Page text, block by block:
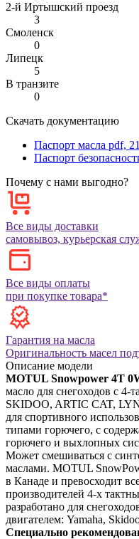
2-й Иртышский проезд
3
Смоленск
0
Липецк
5
В транзите
0
Скачать документацию
Паспорт масла pdf,
Паспорт
Почему с нами выгодно?
Все виды доставки
самовывоз, курьерская
Все виды оплаты
при покупке товара*
Гарантия на масла
Оригинальность масел
Описание модели
MOTUL Snowpower 4T
масло для снегоходов с
SKIDOO, ARTIC CAT,
для спортивного
типами горючего, c
горючего и выхлопных
Может смешиваться с
маслами. MOTUL
в Канаде и превосходит
производителей 4-х
разработано для
двигателем: Yamaha,
Специально